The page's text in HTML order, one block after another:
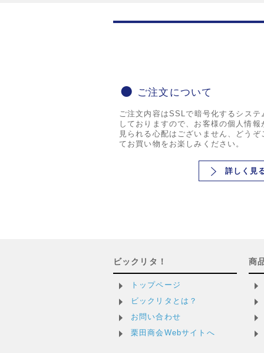
ご注文について
ご注文内容はSSLで暗号化するシステ
しておりますので、お客様の個人情報
見られる心配はございません、どうぞ
てお買い物をお楽しみください。
詳しく見
ビックリタ！
トップページ
ビックリタとは？
お問い合わせ
栗田商会Webサイトへ
商